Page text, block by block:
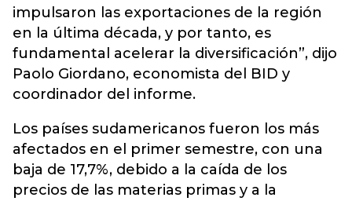
impulsaron las exportaciones de la región
en la última década, y por tanto, es
fundamental acelerar la diversificación”, dijo
Paolo Giordano, economista del BID y
coordinador del informe.
Los países sudamericanos fueron los más
afectados en el primer semestre, con una
baja de 17,7%, debido a la caída de los
precios de las materias primas y a la